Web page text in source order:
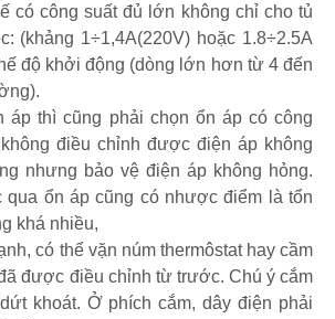
có công suất đủ lớn không chỉ cho tủ
(khảng 1÷1,4A(220V) hoặc 1.8÷2.5A
độ khởi động (dòng lớn hơn từ 4 đến
áp thì cũng phải chọn ổn áp có công
điều chỉnh được điện áp không
nhưng bảo vệ điện áp không hỏng.
qua ổn áp cũng có nhược điểm là tổn
khá nhiều,
có thể vặn núm thermôstat hay cầm
được điều chỉnh từ trước. Chú ý cắm
khoát. Ở phích cắm, dây điện phải